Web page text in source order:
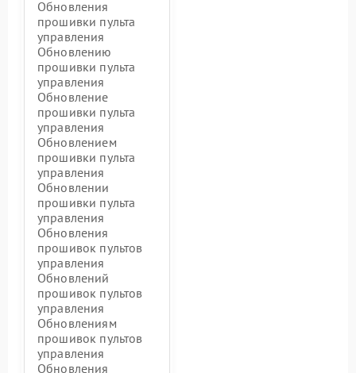
Обновления
прошивки пульта
управления
Обновлению
прошивки пульта
управления
Обновление
прошивки пульта
управления
Обновлением
прошивки пульта
управления
Обновлении
прошивки пульта
управления
Обновления
прошивок пультов
управления
Обновлений
прошивок пультов
управления
Обновлениям
прошивок пультов
управления
Обновления